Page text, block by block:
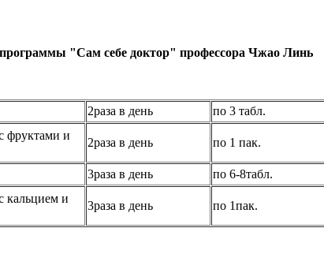
"Сам себе доктор" профессора Чжао Линь
2раза в день
по 3 табл.
фруктами и
2раза в день по 1 пак.
3раза в день
по 6-8табл.
кальцием и
3раза в день по 1пак.